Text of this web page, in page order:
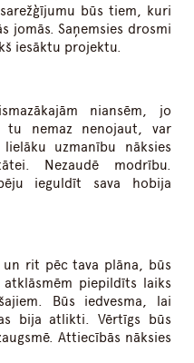
būs tiem, kuri
jomās. Saņemsies drosmi
iesāktu projektu.
niansēm, jo
tu nemaz nenojaut, var
uzmanību nāksies
Nezaudē modrību.
ieguldīt sava hobija
rit pēc tava plāna, būs
piepildīts laiks
Būs iedvesma, lai
bija atlikti. Vērtīgs būs
Attiecībās nāksies